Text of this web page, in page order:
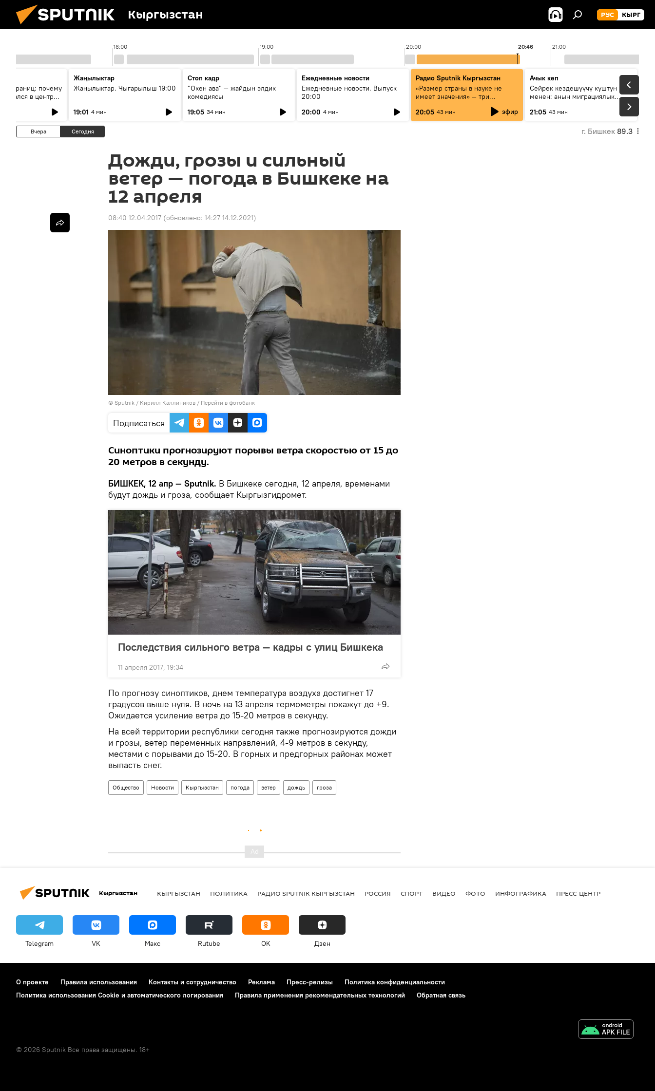
Кыргызстан РУС КЫРГ
18:00 19:00 20:00 21:00
20:46
границ: почему
в центре
Жаңылыктар
Жаңылыктар. Чыгарылыш 19:00
19:01 4 мин
Стоп кадр
"Окен ава" — жайдын элдик
комедиясы
19:05 34 мин
Ежедневные новости
Ежедневные новости. Выпуск
20:00
20:00 4 мин
Радио Sputnik Кыргызстан
«Размер страны в науке не
имеет значения» — три
эксперта о сотрудничестве
России и Кыргызстана в
образовании и исследованиях
20:05 43 мин эфир
Ачык кеп
Сейрек кездешүүчү куштун изи
менен: анын миграциялык
21:05 43 мин
Вчера Сегодня г. Бишкек 89.3
Дожди, грозы и сильный
ветер — погода в Бишкеке на
12 апреля
08:40 12.04.2017 (обновлено: 14:27 14.12.2021)
© Sputnik / Кирилл Каллиников / Перейти в фотобанк
Подписаться
Синоптики прогнозируют порывы ветра скоростью от 15 до
20 метров в секунду.
БИШКЕК, 12 апр — Sputnik. В Бишкеке сегодня, 12 апреля, временами
будут дождь и гроза, сообщает Кыргызгидромет.
Последствия сильного ветра — кадры с улиц Бишкека
11 апреля 2017, 19:34
По прогнозу синоптиков, днем температура воздуха достигнет 17
градусов выше нуля. В ночь на 13 апреля термометры покажут до +9.
Ожидается усиление ветра до 15-20 метров в секунду.
На всей территории республики сегодня также прогнозируются дожди
и грозы, ветер переменных направлений, 4-9 метров в секунду,
местами с порывами до 15-20. В горных и предгорных районах может
выпасть снег.
Общество Новости Кыргызстан погода ветер дождь гроза
Кыргызстан КЫРГЫЗСТАН ПОЛИТИКА РАДИО SPUTNIK КЫРГЫЗСТАН РОССИЯ СПОРТ ВИДЕО ФОТО ИНФОГРАФИКА ПРЕСС-ЦЕНТР
Telegram VK Макс Rutube OK Дзен
О проекте Правила использования Контакты и сотрудничество Реклама Пресс-релизы
Политика конфиденциальности
Политика использования Cookie и автоматического логирования
Правила применения рекомендательных технологий Обратная связь
© 2026 Sputnik Все права защищены. 18+